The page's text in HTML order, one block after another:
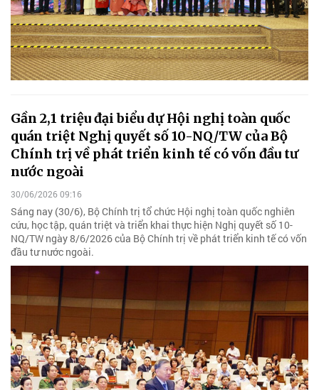
Gần 2,1 triệu đại biểu dự Hội nghị toàn quốc
quán triệt Nghị quyết số 10-NQ/TW của Bộ
Chính trị về phát triển kinh tế có vốn đầu tư
nước ngoài
30/06/2026 09:16
Sáng nay (30/6), Bộ Chính trị tổ chức Hội nghị toàn quốc nghiên
cứu, học tập, quán triệt và triển khai thực hiện Nghị quyết số 10-
NQ/TW ngày 8/6/2026 của Bộ Chính trị về phát triển kinh tế có vốn
đầu tư nước ngoài.